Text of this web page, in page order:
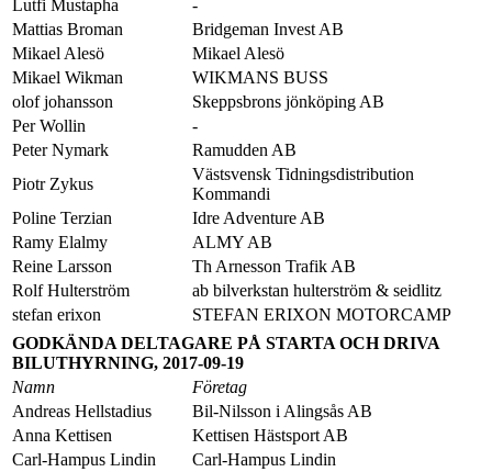
Lutfi Mustapha
-
Mattias Broman
Bridgeman Invest AB
Mikael Alesö
Mikael Alesö
Mikael Wikman
WIKMANS BUSS
olof johansson
Skeppsbrons jönköping AB
Per Wollin
-
Peter Nymark
Ramudden AB
Piotr Zykus
Västsvensk Tidningsdistribution
Kommandi
Poline Terzian
Idre Adventure AB
Ramy Elalmy
ALMY AB
Reine Larsson
Th Arnesson Trafik AB
Rolf Hulterström
ab bilverkstan hulterström & seidlitz
stefan erixon
STEFAN ERIXON MOTORCAMP
GODKÄNDA DELTAGARE PÅ STARTA OCH DRIVA
BILUTHYRNING, 2017-09-19
Namn
Företag
Andreas Hellstadius
Bil-Nilsson i Alingsås AB
Anna Kettisen
Kettisen Hästsport AB
Carl-Hampus Lindin
Carl-Hampus Lindin